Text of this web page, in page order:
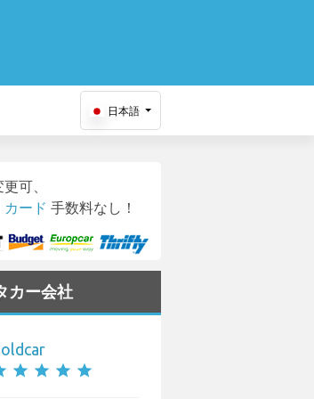
日本語
可、
カード 手数料なし！
カー会社
star star star star